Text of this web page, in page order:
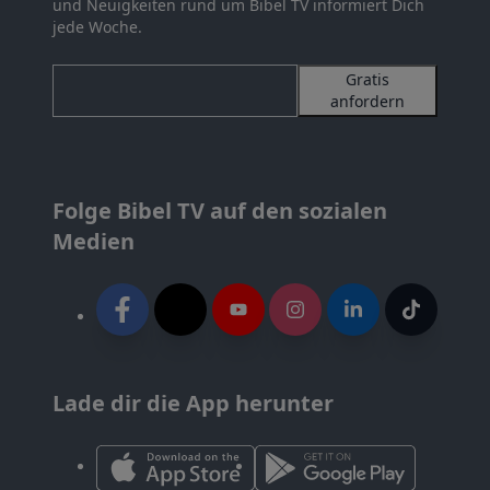
und Neuigkeiten rund um Bibel TV informiert Dich
jede Woche.
Gratis
anfordern
Folge Bibel TV auf den sozialen
Medien
Lade dir die App herunter